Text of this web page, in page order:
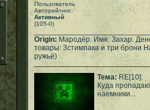
Пользователь
Авторейтинг:
Активный
(105-0)
Origin: Мародёр. Имя: Захар.
товары: 3стимпака и три брони
ружьё)
Тема: RE[10]:
Куда
наемники...